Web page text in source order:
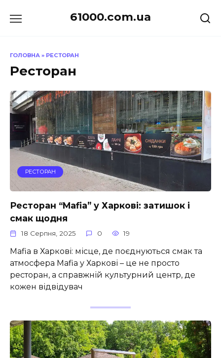
до
61000.com.ua
ГОЛОВНА » РЕСТОРАН
Ресторан
РЕСТОРАН
Ресторан “Mafia” у Харкові: затишок і
смак щодня
18 Серпня, 2025 0 19
Mafia в Харкові: місце, де поєднуються смак та
атмосфера Mafia у Харкові – це не просто
ресторан, а справжній культурний центр, де
кожен відвідувач